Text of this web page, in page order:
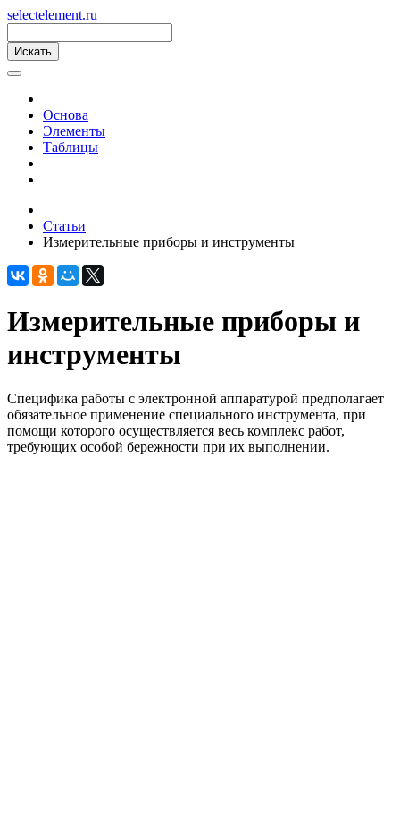
selectelement.ru
Основа
Элементы
Таблицы
Статьи
Измерительные приборы и инструменты
Измерительные приборы и
инструменты
Специфика работы с электронной аппаратурой предполагает
обязательное применение специального инструмента, при
помощи которого осуществляется весь комплекс работ,
требующих особой бережности при их выполнении.